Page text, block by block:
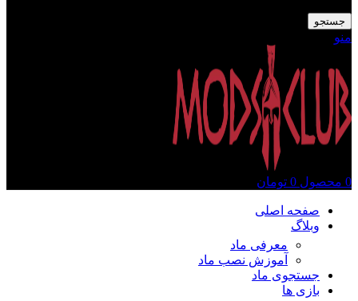
جستجو
منو
0 محصول 0 تومان
صفحه اصلی
وبلاگ
معرفی ماد
آموزش نصب ماد
جستجوی ماد
بازی ها